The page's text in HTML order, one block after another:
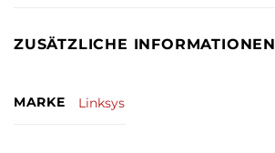
ZUSÄTZLICHE INFORMATIONEN
MARKE Linksys